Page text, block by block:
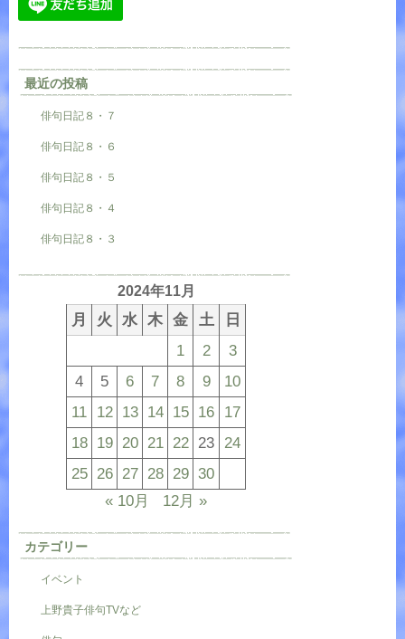
最近の投稿
俳句日記８・７
俳句日記８・６
俳句日記８・５
俳句日記８・４
俳句日記８・３
2024年11月
月 火 水 木 金 土
日
1
2
3
4
5 6 7 8 9
10
11 12 13 14 15 16 17
18 19 20 21 22 23 24
25 26 27 28 29 30
« 10月
12月 »
カテゴリー
イベント
上野貴子俳句TVなど